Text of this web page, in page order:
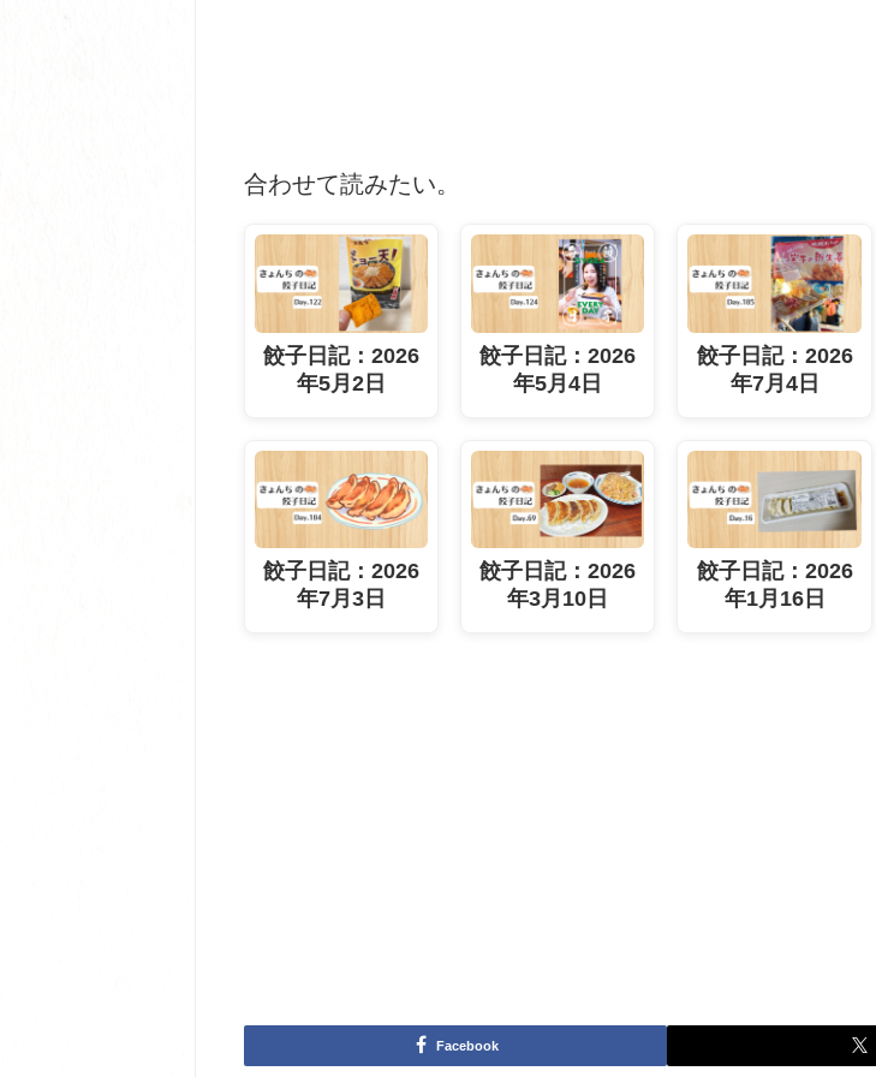
合わせて読みたい。
餃子日記：2026
年5月2日
餃子日記：2026
年7月3日
餃子日記：2026
年5月4日
餃子日記：2026
年3月10日
餃子日記：2026
年7月4日
餃子日記：2026
年1月16日
Facebook